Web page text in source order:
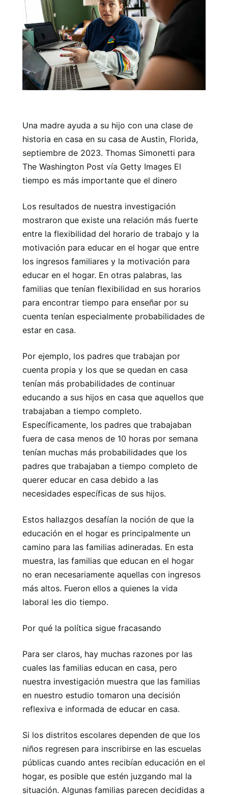
Una madre ayuda a su hijo con una clase de
historia en casa en su casa de Austin, Florida,
septiembre de 2023. Thomas Simonetti para
The Washington Post vía Getty Images El
tiempo es más importante que el dinero
Los resultados de nuestra investigación
mostraron que existe una relación más fuerte
entre la flexibilidad del horario de trabajo y la
motivación para educar en el hogar que entre
los ingresos familiares y la motivación para
educar en el hogar. En otras palabras, las
familias que tenían flexibilidad en sus horarios
para encontrar tiempo para enseñar por su
cuenta tenían especialmente probabilidades de
estar en casa.
Por ejemplo, los padres que trabajan por
cuenta propia y los que se quedan en casa
tenían más probabilidades de continuar
educando a sus hijos en casa que aquellos que
trabajaban a tiempo completo.
Específicamente, los padres que trabajaban
fuera de casa menos de 10 horas por semana
tenían muchas más probabilidades que los
padres que trabajaban a tiempo completo de
querer educar en casa debido a las
necesidades específicas de sus hijos.
Estos hallazgos desafían la noción de que la
educación en el hogar es principalmente un
camino para las familias adineradas. En esta
muestra, las familias que educan en el hogar
no eran necesariamente aquellas con ingresos
más altos. Fueron ellos a quienes la vida
laboral les dio tiempo.
Por qué la política sigue fracasando
Para ser claros, hay muchas razones por las
cuales las familias educan en casa, pero
nuestra investigación muestra que las familias
en nuestro estudio tomaron una decisión
reflexiva e informada de educar en casa.
Si los distritos escolares dependen de que los
niños regresen para inscribirse en las escuelas
públicas cuando antes recibían educación en el
hogar, es posible que estén juzgando mal la
situación. Algunas familias parecen decididas a